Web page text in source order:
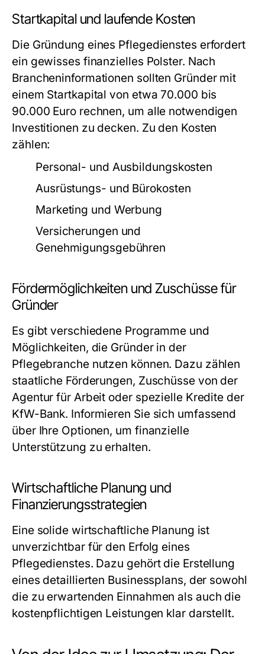
Startkapital und laufende Kosten
Die Gründung eines Pflegedienstes erfordert
ein gewisses finanzielles Polster. Nach
Brancheninformationen sollten Gründer mit
einem Startkapital von etwa 70.000 bis
90.000 Euro rechnen, um alle notwendigen
Investitionen zu decken. Zu den Kosten
zählen:
Personal- und Ausbildungskosten
Ausrüstungs- und Bürokosten
Marketing und Werbung
Versicherungen und
Genehmigungsgebühren
Fördermöglichkeiten und Zuschüsse für
Gründer
Es gibt verschiedene Programme und
Möglichkeiten, die Gründer in der
Pflegebranche nutzen können. Dazu zählen
staatliche Förderungen, Zuschüsse von der
Agentur für Arbeit oder spezielle Kredite der
KfW-Bank. Informieren Sie sich umfassend
über Ihre Optionen, um finanzielle
Unterstützung zu erhalten.
Wirtschaftliche Planung und
Finanzierungsstrategien
Eine solide wirtschaftliche Planung ist
unverzichtbar für den Erfolg eines
Pflegedienstes. Dazu gehört die Erstellung
eines detaillierten Businessplans, der sowohl
die zu erwartenden Einnahmen als auch die
kostenpflichtigen Leistungen klar darstellt.